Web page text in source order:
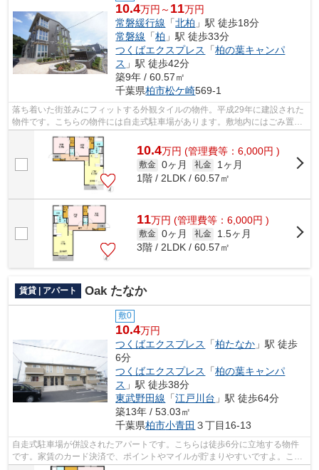
10.4万円～ 11万円
常磐緩行線 「北柏 」駅 徒歩18分
常磐線 「柏 」駅 徒歩33分
つくばエクスプレス
「柏の葉キャンパ
ス 」駅 徒歩42分
築9年 / 60.57㎡
千葉県柏市松ケ崎569-1
落ち着いた街並みにフィットする外観タイルの物件。平成29年に建設された
物件です。こちらの物件には自走式駐車場があります。敷地内にはごみ置き
場も設置されています。アパートマン...
10.4万円 (管理費等：6,000円 )
敷金 0ヶ月 礼金
1ヶ月
1階 / 2LDK / 60.57㎡
11万円 (管理費等：6,000円 )
敷金 0ヶ月 礼金
1.5ヶ月
3階 / 2LDK / 60.57㎡
賃貸 | アパート Oak たなか
敷0
10.4万円
つくばエクスプレス
「柏たなか 」駅 徒歩
6分
つくばエクスプレス
「柏の葉キャンパ
ス 」駅 徒歩38分
東武野田線 「江戸川台 」駅 徒歩64分
築13年 / 53.03㎡
千葉県柏市小青田 ３丁目16-13
自走式駐車場が併設されたアパートです。こちらは徒歩6分に立地する物件
です。家賃のカード決済で、ポイントやマイルが貯まりやすいですよ。こち